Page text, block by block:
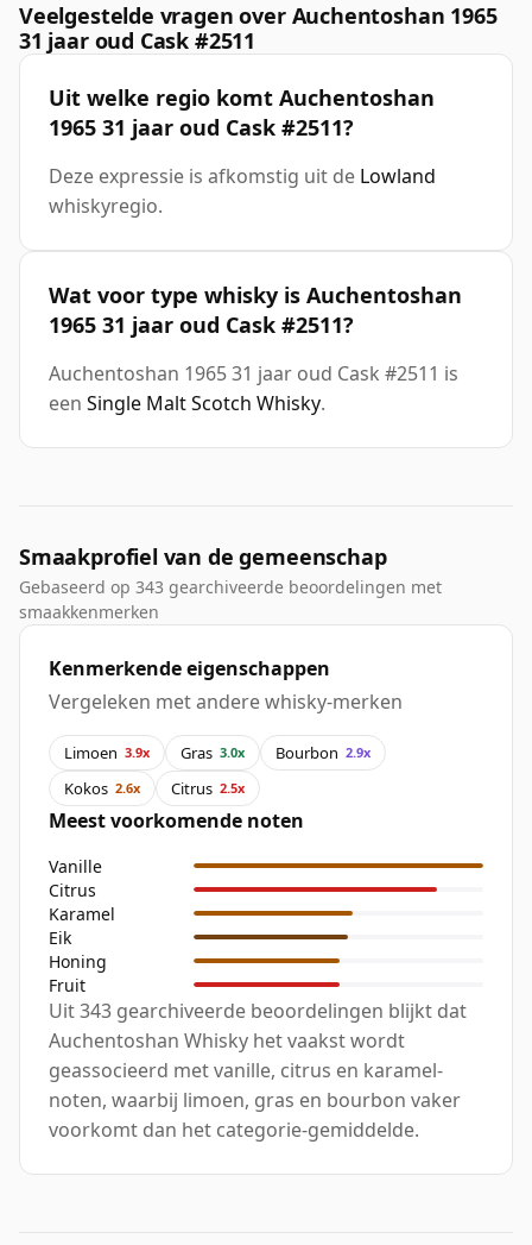
Veelgestelde vragen over Auchentoshan 1965
31 jaar oud Cask #2511
Uit welke regio komt Auchentoshan
1965 31 jaar oud Cask #2511?
Deze expressie is afkomstig uit de Lowland
whiskyregio.
Wat voor type whisky is Auchentoshan
1965 31 jaar oud Cask #2511?
Auchentoshan 1965 31 jaar oud Cask #2511 is
een Single Malt Scotch Whisky.
Smaakprofiel van de gemeenschap
Gebaseerd op 343 gearchiveerde beoordelingen met
smaakkenmerken
Kenmerkende eigenschappen
Vergeleken met andere whisky-merken
Limoen 3.9x Gras 3.0x Bourbon 2.9x
Kokos 2.6x Citrus 2.5x
Meest voorkomende noten
Vanille
Citrus
Karamel
Eik
Honing
Fruit
Uit 343 gearchiveerde beoordelingen blijkt dat
Auchentoshan Whisky het vaakst wordt
geassocieerd met vanille, citrus en karamel-
noten, waarbij limoen, gras en bourbon vaker
voorkomt dan het categorie-gemiddelde.